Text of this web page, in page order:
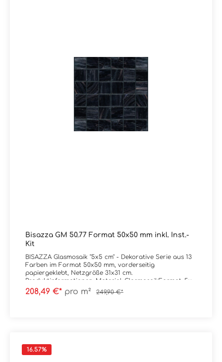
Bisazza GM 50.77 Format 50x50 mm inkl. Inst.-
Kit
BISAZZA Glasmosaik "5x5 cm" - Dekorative Serie aus 13
Farben im Format 50x50 mm, vorderseitig
papiergeklebt, Netzgröße 31x31 cm.
Produktinformationen: Material: GlasmosaikFormat: 5x5
cm (Netz = 31x31 cm)Stärke: 4,5 mmFarbe: GM
50.77Gewicht: 9 kg/m²Trittsicherheit: --
208,49 €* pro m² 249,90 €*
16.57%